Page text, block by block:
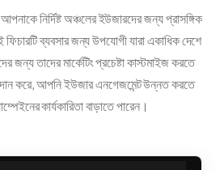
নির্দিষ্ট অঞ্চলের ইউজারদের জন্য প্রাসঙ্গিক
ফিচারটি ব্যবসার জন্য উপযোগী যারা একাধিক দেশে
জন্য তাদের মার্কেটিং প্রচেষ্টা কাস্টমাইজ করতে
করে, আপনি ইউজার এনগেজমেন্ট উন্নত করতে
কার্যকারিতা বাড়াতে পারেন।